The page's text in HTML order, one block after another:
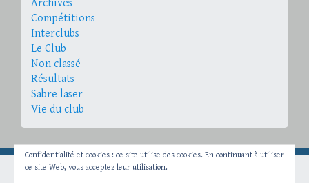
Archives
Compétitions
Interclubs
Le Club
Non classé
Résultats
Sabre laser
Vie du club
Confidentialité et cookies : ce site utilise des cookies. En continuant à utiliser
ce site Web, vous acceptez leur utilisation.